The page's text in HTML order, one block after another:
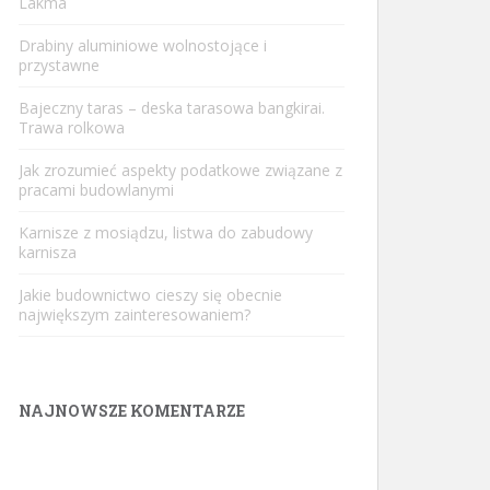
Drabiny aluminiowe wolnostojące i
przystawne
Bajeczny taras – deska tarasowa bangkirai.
Trawa rolkowa
Jak zrozumieć aspekty podatkowe związane z
pracami budowlanymi
Karnisze z mosiądzu, listwa do zabudowy
karnisza
Jakie budownictwo cieszy się obecnie
największym zainteresowaniem?
NAJNOWSZE KOMENTARZE